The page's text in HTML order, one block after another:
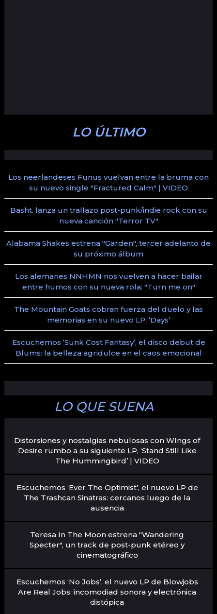
LO ÚLTIMO
Los neerlandeses Funus vuelvan entre la bruma con
su nuevo single "Fractured Calm" | VIDEO
Basht. lanza un trallazo post-punk/indie rock con su
nueva canción "Terror TV"
Alabama Shakes estrena "Garden", tercer adelanto de
su próximo álbum
Los alemanes NNHMN nos vuelven a hacer bailar
entre humos con su nueva rola: "Turn me on"
The Mountain Goats cobran fuerza del duelo y las
memorias en su nuevo LP, ‘Days’
Escuchemos ‘Sunk Cost Fantasy’, el disco debut de
Blums: la belleza agridulce en el caos emocional
LO QUE SUENA
Distorsiones y nostalgias nebulosas con WIngs of
Desire rumbo a su siguiente LP, ‘Stand Still Like
The Hummingbird’ | VIDEO
Escuchemos ‘Ever The Optimist’, el nuevo LP de
The Trashcan Sinatras: cercanos luego de la
ausencia
Teresa In The Moon estrena "Wandering
Specter", un track de post-punk etéreo y
cinematográfico
Escuchemos ‘No Jobs’, el nuevo LP de Blowjobs
Are Real Jobs: incomodiad sonora y electrónica
distópica